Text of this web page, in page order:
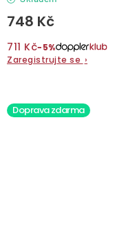
748 Kč
711 Kč−5%
Zaregistrujte se ›
Doprava zdarma